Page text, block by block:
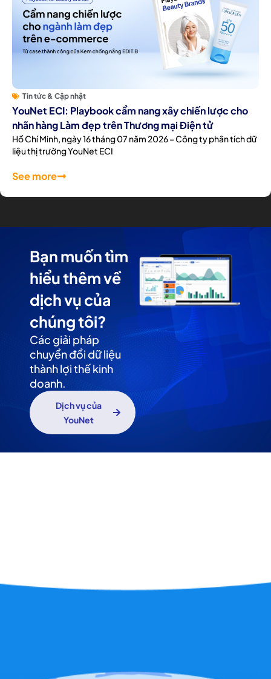
Tin tức & Cập nhật
YouNet ECI: Playbook cẩm nang xây chiến lược cho
nhãn hàng Làm đẹp trên Thương mại Điện tử
Hồ Chí Minh, ngày 16 tháng 07 năm 2026 – Công ty phân tích dữ
liệu thị trường YouNet ECI
See more
Bạn muốn tìm
hiểu thêm về
dịch vụ của
chúng tôi?
Các giải pháp
chuyển đổi dữ liệu
thành lợi thế kinh
doanh.
Dịch vụ của
YouNet